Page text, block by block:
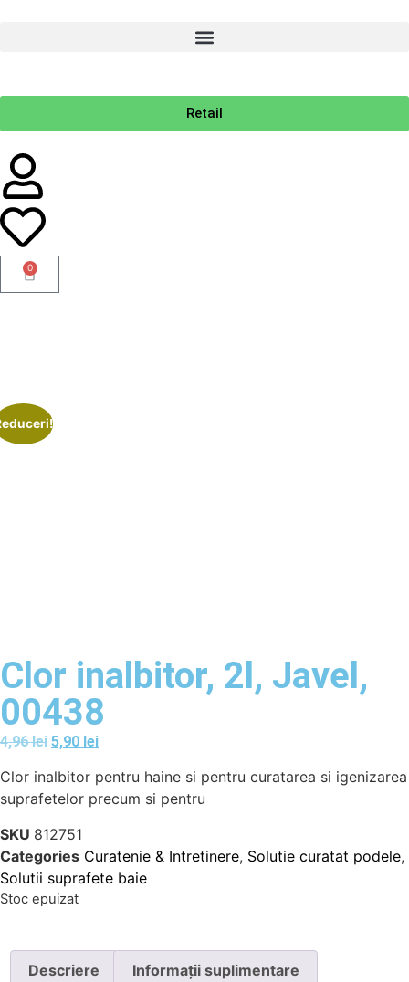
Retail
0
Clor inalbitor, 2l, Javel,
00438
4,96lei 5,90 lei
Clor inalbitor pentru haine si pentru curatarea si igenizarea
suprafetelor precum si pentru
SKU 812751
Categories Curatenie & Intretinere, Solutie curatat podele,
Solutii suprafete baie
Stoc epuizat
Descriere Informații suplimentare